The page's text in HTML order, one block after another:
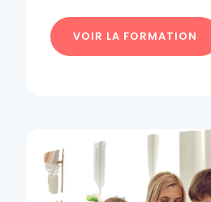
VOIR LA FORMATION
CFA